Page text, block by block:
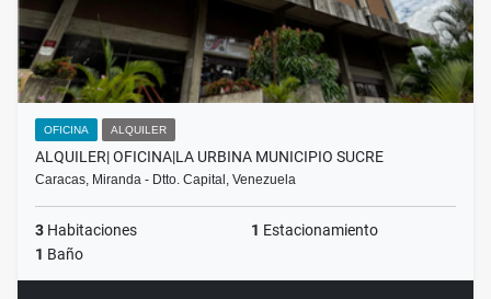
OFICINA ALQUILER
ALQUILER| OFICINA|LA URBINA MUNICIPIO SUCRE
Caracas, Miranda - Dtto. Capital, Venezuela
3 Habitaciones 1 Estacionamiento
1 Baño